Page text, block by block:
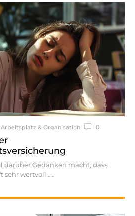
Arbeitsplatz & Organisation 0
darüber Gedanken macht, dass
sehr wertvoll…